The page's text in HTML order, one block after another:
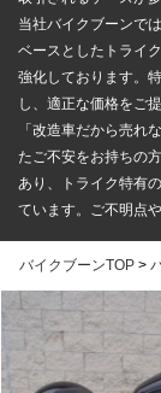
当社バイクブーンで
ベースとしたトライ
強化しております。
し、適正な価格をご
「改造車だから売れ
たご不安をお持ちの
あり、トライク特有
ています。ご不明点
バイクブーンTOP >